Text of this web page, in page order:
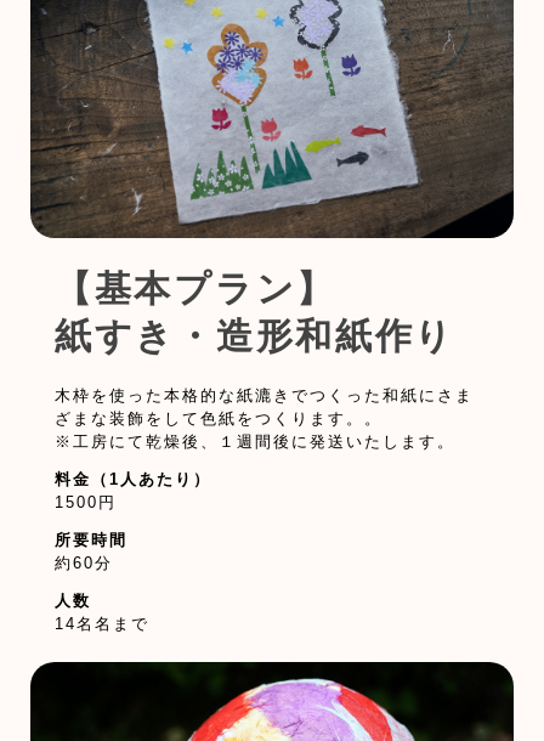
【基本プラン】
紙すき・造形和紙作り
木枠を使った本格的な紙漉きでつくった和紙にさま
ざまな装飾をして色紙をつくります。。
※工房にて乾燥後、１週間後に発送いたします。
料金（1人あたり）
1500円
所要時間
約60分
人数
14名名まで